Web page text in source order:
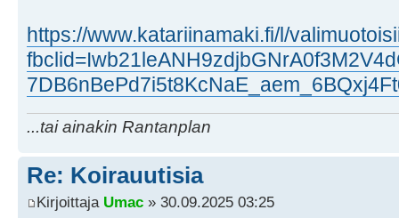
https://www.katariinamaki.fi/l/
...tai ainakin Rantanplan
Re: Koirauutisia
Kirjoittaja Umac » 30.09.2025 03:25